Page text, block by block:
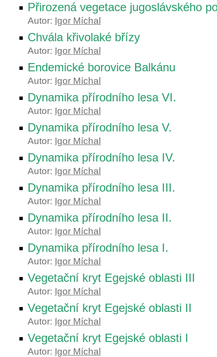
Přirozená vegetace jugoslávského
Autor: Igor Míchal
Chvála křivolaké břízy
Autor: Igor Míchal
Endemické borovice Balkánu
Autor: Igor Míchal
Dynamika přírodního lesa VI.
Autor: Igor Míchal
Dynamika přírodního lesa V.
Autor: Igor Míchal
Dynamika přírodního lesa IV.
Autor: Igor Míchal
Dynamika přírodního lesa III.
Autor: Igor Míchal
Dynamika přírodního lesa II.
Autor: Igor Míchal
Dynamika přírodního lesa I.
Autor: Igor Míchal
Vegetační kryt Egejské oblasti III
Autor: Igor Míchal
Vegetační kryt Egejské oblasti II
Autor: Igor Míchal
Vegetační kryt Egejské oblasti I
Autor: Igor Míchal